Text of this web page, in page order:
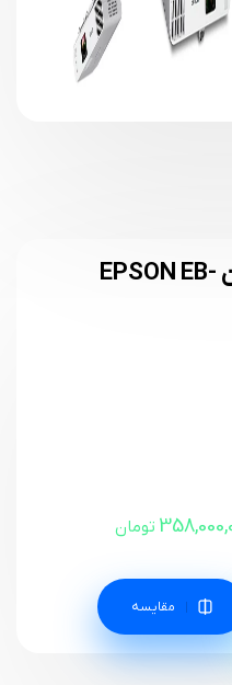
ویدئو پروژکتور اپسون EPSON EB-
تومان
مقایسه